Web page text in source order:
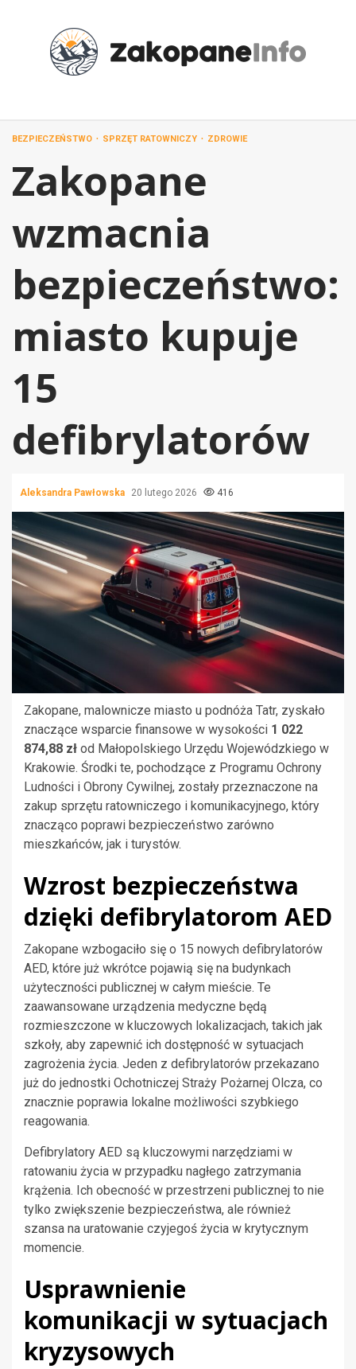
BEZPIECZEŃSTWO SPRZĘT RATOWNICZY ZDROWIE
Zakopane
wzmacnia
bezpieczeństwo:
miasto kupuje
15
defibrylatorów
Aleksandra Pawłowska 20 lutego 2026 416
Zakopane, malownicze miasto u podnóża Tatr, zyskało
znaczące wsparcie finansowe w wysokości 1 022
874,88 zł od Małopolskiego Urzędu Wojewódzkiego w
Krakowie. Środki te, pochodzące z Programu Ochrony
Ludności i Obrony Cywilnej, zostały przeznaczone na
zakup sprzętu ratowniczego i komunikacyjnego, który
znacząco poprawi bezpieczeństwo zarówno
mieszkańców, jak i turystów.
Wzrost bezpieczeństwa
dzięki defibrylatorom AED
Zakopane wzbogaciło się o 15 nowych defibrylatorów
AED, które już wkrótce pojawią się na budynkach
użyteczności publicznej w całym mieście. Te
zaawansowane urządzenia medyczne będą
rozmieszczone w kluczowych lokalizacjach, takich jak
szkoły, aby zapewnić ich dostępność w sytuacjach
zagrożenia życia. Jeden z defibrylatorów przekazano
już do jednostki Ochotniczej Straży Pożarnej Olcza, co
znacznie poprawia lokalne możliwości szybkiego
reagowania.
Defibrylatory AED są kluczowymi narzędziami w
ratowaniu życia w przypadku nagłego zatrzymania
krążenia. Ich obecność w przestrzeni publicznej to nie
tylko zwiększenie bezpieczeństwa, ale również
szansa na uratowanie czyjegoś życia w krytycznym
momencie.
Usprawnienie
komunikacji w sytuacjach
kryzysowych